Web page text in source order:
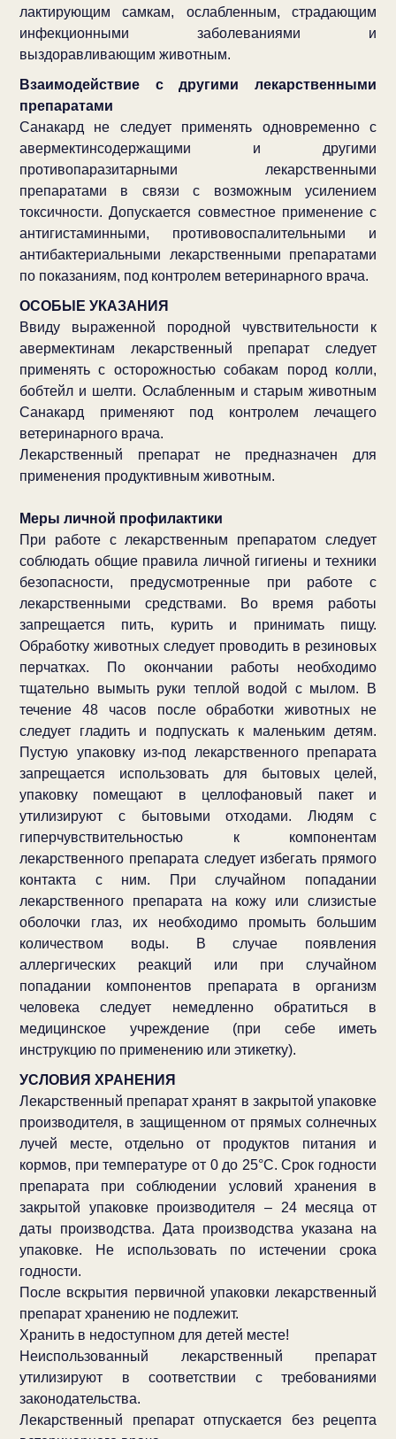
лактирующим самкам, ослабленным, страдающим
инфекционными заболеваниями и
выздоравливающим животным.
Взаимодействие с другими лекарственными
препаратами
Санакард не следует применять одновременно с
авермектинсодержащими и другими
противопаразитарными лекарственными
препаратами в связи с возможным усилением
токсичности. Допускается совместное применение с
антигистаминными, противовоспалительными и
антибактериальными лекарственными препаратами
по показаниям, под контролем ветеринарного врача.
ОСОБЫЕ УКАЗАНИЯ
Ввиду выраженной породной чувствительности к
авермектинам лекарственный препарат следует
применять с осторожностью собакам пород колли,
бобтейл и шелти. Ослабленным и старым животным
Санакард применяют под контролем лечащего
ветеринарного врача.
Лекарственный препарат не предназначен для
применения продуктивным животным.
Меры личной профилактики
При работе с лекарственным препаратом следует
соблюдать общие правила личной гигиены и техники
безопасности, предусмотренные при работе с
лекарственными средствами. Во время работы
запрещается пить, курить и принимать пищу.
Обработку животных следует проводить в резиновых
перчатках. По окончании работы необходимо
тщательно вымыть руки теплой водой с мылом. В
течение 48 часов после обработки животных не
следует гладить и подпускать к маленьким детям.
Пустую упаковку из-под лекарственного препарата
запрещается использовать для бытовых целей,
упаковку помещают в целлофановый пакет и
утилизируют с бытовыми отходами. Людям с
гиперчувствительностью к компонентам
лекарственного препарата следует избегать прямого
контакта с ним. При случайном попадании
лекарственного препарата на кожу или слизистые
оболочки глаз, их необходимо промыть большим
количеством воды. В случае появления
аллергических реакций или при случайном
попадании компонентов препарата в организм
человека следует немедленно обратиться в
медицинское учреждение (при себе иметь
инструкцию по применению или этикетку).
УСЛОВИЯ ХРАНЕНИЯ
Лекарственный препарат хранят в закрытой упаковке
производителя, в защищенном от прямых солнечных
лучей месте, отдельно от продуктов питания и
кормов, при температуре от 0 до 25°С. Срок годности
препарата при соблюдении условий хранения в
закрытой упаковке производителя – 24 месяца от
даты производства. Дата производства указана на
упаковке. Не использовать по истечении срока
годности.
После вскрытия первичной упаковки лекарственный
препарат хранению не подлежит.
Хранить в недоступном для детей месте!
Неиспользованный лекарственный препарат
утилизируют в соответствии с требованиями
законодательства.
Лекарственный препарат отпускается без рецепта